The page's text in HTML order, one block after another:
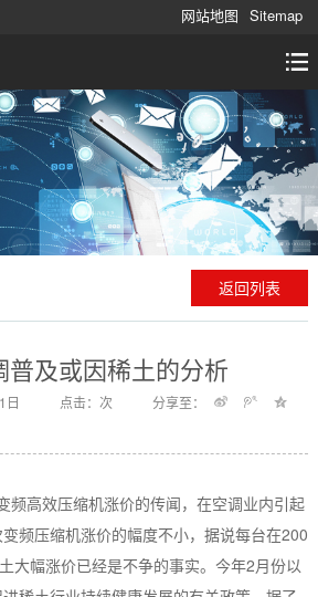
网站地图 Sitemap
返回列表
普及或因稀土的分析
日 点击：次 分享至：
高效压缩机涨价的传闻，在空调业内引起
频压缩机涨价的幅度不小，据说每台在200
大幅涨价已经是不争的事实。今年2月份以